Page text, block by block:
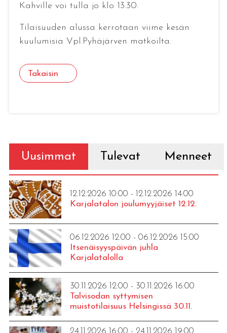
Kahville voi tulla jo klo 13.30.
Tilaisuuden alussa kerrotaan viime kesän
kuulumisia Vpl.Pyhäjärven matkoilta.
Takaisin
Uusimmat Tulevat Menneet
12.12.2026 10:00 - 12.12.2026 14:00
Karjalatalon joulumyyjäiset 12.12.
06.12.2026 12:00 - 06.12.2026 15:00
Itsenäisyyspäivän juhla
Karjalatalolla
30.11.2026 12:00 - 30.11.2026 16:00
Talvisodan syttymisen
muistotilaisuus Helsingissä 30.11.
24.11.2026 16:00 - 24.11.2026 19:00